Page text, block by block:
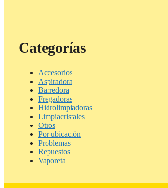
Categorías
Accesorios
Aspiradora
Barredora
Fregadoras
Hidrolimpiadoras
Limpiacristales
Otros
Por ubicación
Problemas
Repuestos
Vaporeta